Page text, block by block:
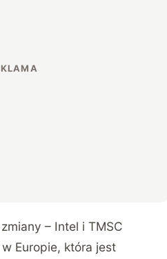
– Intel i TMSC
Europie, która jest